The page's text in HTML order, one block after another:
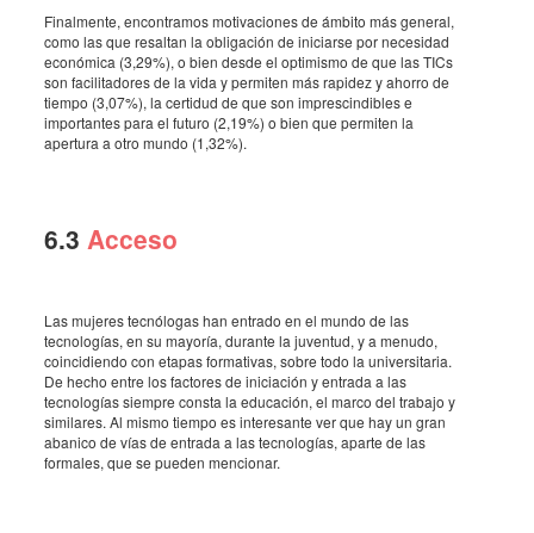
Finalmente, encontramos motivaciones de ámbito más general,
como las que resaltan la obligación de iniciarse por necesidad
económica (3,29%), o bien desde el optimismo de que las TICs
son facilitadores de la vida y permiten más rapidez y ahorro de
tiempo (3,07%), la certidud de que son imprescindibles e
importantes para el futuro (2,19%) o bien que permiten la
apertura a otro mundo (1,32%).
6.3 Acceso
Las mujeres tecnólogas han entrado en el mundo de las
tecnologías, en su mayoría, durante la juventud, y a menudo,
coincidiendo con etapas formativas, sobre todo la universitaria.
De hecho entre los factores de iniciación y entrada a las
tecnologías siempre consta la educación, el marco del trabajo y
similares. Al mismo tiempo es interesante ver que hay un gran
abanico de vías de entrada a las tecnologías, aparte de las
formales, que se pueden mencionar.